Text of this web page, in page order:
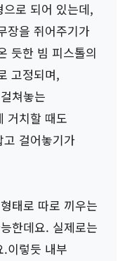
로 되어 있는데,
장을 쥐어주기가
듯한 빔 피스톨의
고정되며,
쳐놓는
거치할 때도
걸어놓기가
태로 따로 끼우는
한데요. 실제로는
이렇듯 내부